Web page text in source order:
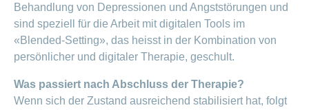
Behandlung von Depressionen und Angststörungen und
sind speziell für die Arbeit mit digitalen Tools im
«Blended-Setting», das heisst in der Kombination von
persönlicher und digitaler Therapie, geschult.
Was passiert nach Abschluss der Therapie?
Wenn sich der Zustand ausreichend stabilisiert hat, folgt